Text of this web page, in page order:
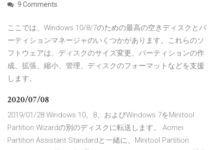
9 Comments
ここでは、Windows 10/8/7のための最高の空きディスクとパ
ーティションマネージャのいくつかがあります。これらのソ
フトウェアは、ディスクのサイズ変更、パーティションの作
成、拡張、縮小、管理、ディスクのフォーマットなどを支援
します。
2020/07/08
2019/01/28 Windows 10、8、およびWindows 7をMinitool
Partition Wizardの別のディスクに転送します。 Aomei
Partition Assistant Standardと一緒に、Minitool Partition